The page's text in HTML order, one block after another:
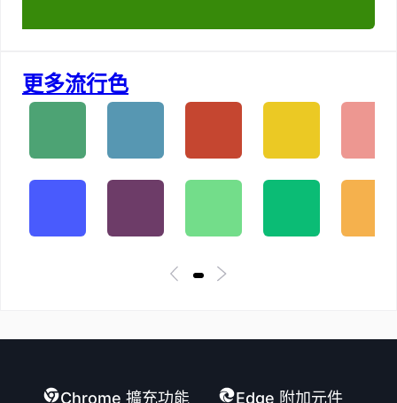
更多流行色
Chrome 擴充功能 Edge 附加元件